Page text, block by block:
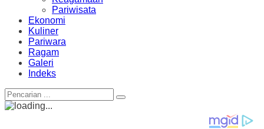
Pariwisata
Ekonomi
Kuliner
Pariwara
Ragam
Galeri
Indeks